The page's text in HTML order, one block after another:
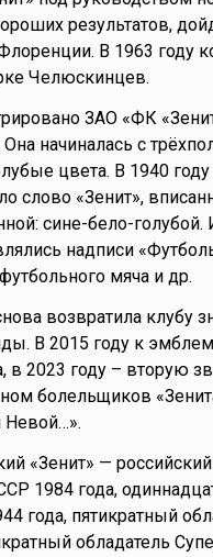
результатов,
В 1963 году
Челюскинцев.
ЗАО «ФК
начиналась с
цвета. В 1940
слово «Зенит»,
сине-бело-
надписи
мяча и др.
возвратила клубу
В 2015 году к
в 2023 году – вторую
болельщиков
Невой…».
«Зенит» —
1984 года,
года, пятикратный
обладатель